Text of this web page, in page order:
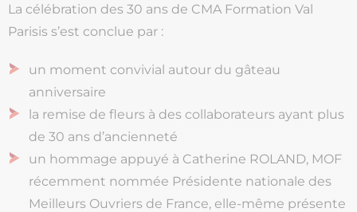
La célébration des 30 ans de CMA Formation Val
Parisis s’est conclue par :
un moment convivial autour du gâteau
anniversaire
la remise de fleurs à des collaborateurs ayant plus
de 30 ans d’ancienneté
un hommage appuyé à Catherine ROLAND, MOF
récemment nommée Présidente nationale des
Meilleurs Ouvriers de France, elle-même présente